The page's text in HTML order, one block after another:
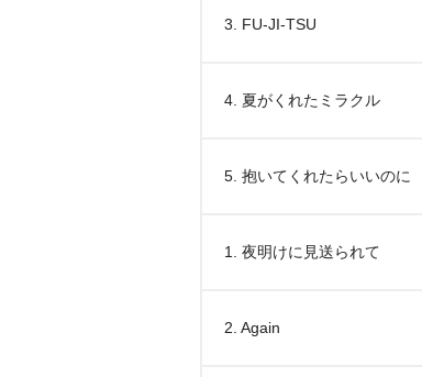
3. FU-JI-TSU
4. 夏がくれたミラクル
5. 抱いてくれたらいいのに
1. 夜明けに見送られて
2. Again